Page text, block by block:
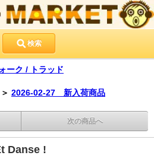
検索
ーク / トラッド
＞ 2026-02-27 新入荷商品
次の商品へ
Danse !